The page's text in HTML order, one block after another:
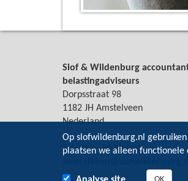
Slof & Wildenburg
belastingadviseurs
Dorpsstraat 98
1182 JH Amstelveen
Nederland
Tel: 020 - 64 33 044
Op slofwildenburg.nl
plaatsen we alleen functionele